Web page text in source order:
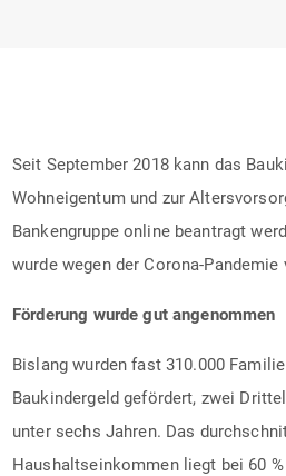
Seit September 2018 kann das
Wohneigentum und zur
Bankengruppe online beantragt
wurde wegen der Corona-Pandemie
Förderung wurde gut angenommen
Bislang wurden fast 310.000
Baukindergeld gefördert, zwei
unter sechs Jahren. Das
Haushaltseinkommen liegt bei 60